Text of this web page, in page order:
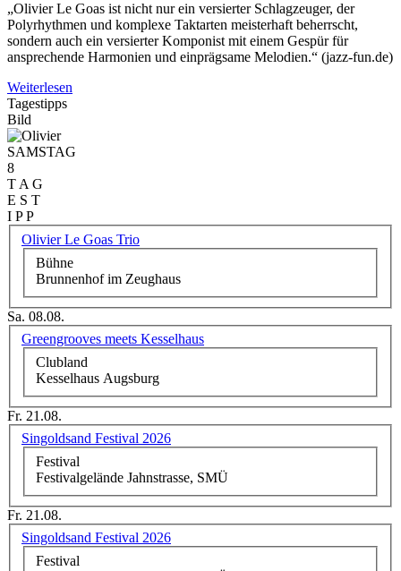
„Olivier Le Goas ist nicht nur ein versierter Schlagzeuger, der
Polyrhythmen und komplexe Taktarten meisterhaft beherrscht,
sondern auch ein versierter Komponist mit einem Gespür für
ansprechende Harmonien und einprägsame Melodien.“ (jazz-fun.de)
Weiterlesen
Tagestipps
Bild
SAMSTAG
8
T A G
E S T
I P P
Olivier Le Goas Trio
Bühne
Brunnenhof im Zeughaus
Sa. 08.08.
Greengrooves meets Kesselhaus
Clubland
Kesselhaus Augsburg
Fr. 21.08.
Singoldsand Festival 2026
Festival
Festivalgelände Jahnstrasse, SMÜ
Fr. 21.08.
Singoldsand Festival 2026
Festival